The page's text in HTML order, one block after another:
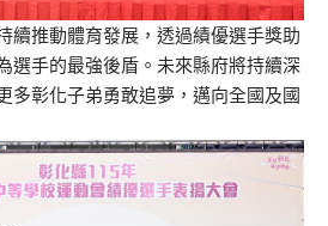
續推動體育發展，透過績優選手獎助
選手的最強後盾。未來縣府將持續深
多彰化子弟勇敢追夢，邁向全國及國